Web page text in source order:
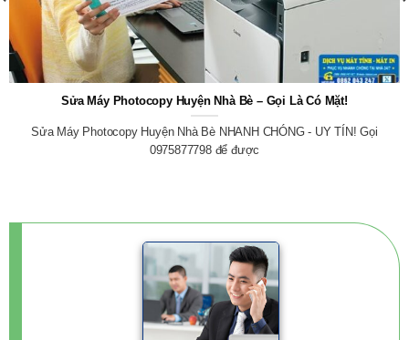
Sửa Máy Photocopy Huyện Nhà Bè – Gọi Là Có Mặt!
Sửa Máy Photocopy Huyện Nhà Bè NHANH CHÓNG - UY TÍN! Gọi
0975877798 để được